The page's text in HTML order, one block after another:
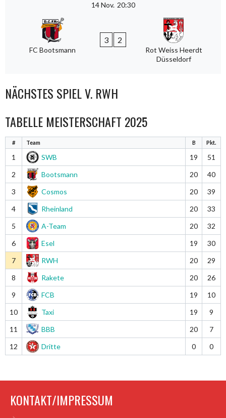
14 Nov. 20:30
FC Bootsmann
3 2
Rot Weiss Heerdt
Düsseldorf
NÄCHSTES SPIEL V. RWH
TABELLE MEISTERSCHAFT 2025
# Team B Pkt.
1 SWB 19
51
2
Bootsmann 20
40
3
Cosmos 20
39
4
Rheinland 20
33
5
A-Team 20
32
6
Esel 19
30
7
RWH 20
29
8
Rakete 20
26
9
FCB 19
10
10
Taxi 19
9
11
BBB 20
7
12
Dritte 0 0
KONTAKT/IMPRESSUM